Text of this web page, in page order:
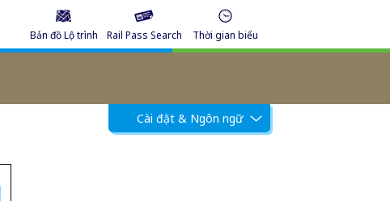
Bản đồ Lộ trình Rail Pass Search Thời gian biểu
Cài đặt & Ngôn ngữ